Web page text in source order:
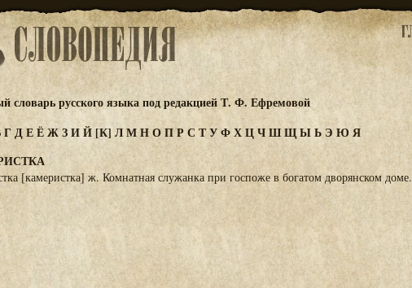
словарь русского языка под редакцией Т. Ф. Ефремовой
ГДЕЁЖЗИЙ[К]ЛМНОПР С ТУФХЦЧШЩЫЬ Э Ю Я
[камеристка] ж. Комнатная служанка при госпоже в богатом дворянском доме.